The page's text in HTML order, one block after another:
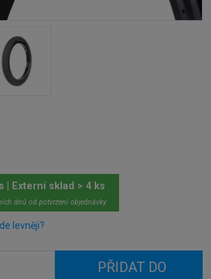
| Externí sklad > 4 ks
dnů od potvrzení objednávky.
levněji?
PŘIDAT DO